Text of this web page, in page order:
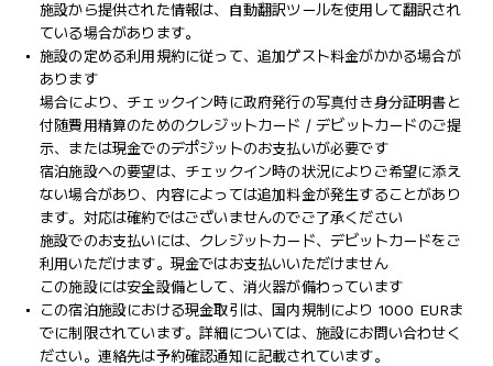
施設から提供された情報は、自動翻訳ツールを使用して翻訳され
ている場合があります。
施設の定める利用規約に従って、追加ゲスト料金がかかる場合が
あります
場合により、チェックイン時に政府発行の写真付き身分証明書と
付随費用精算のためのクレジットカード / デビットカードのご提
示、または現金でのデポジットのお支払いが必要です
宿泊施設への要望は、チェックイン時の状況によりご希望に添え
ない場合があり、内容によっては追加料金が発生することがあり
ます。対応は確約ではございませんのでご了承ください
施設でのお支払いには、クレジットカード、デビットカードをご
利用いただけます。現金ではお支払いいただけません
この施設には安全設備として、消火器が備わっています
この宿泊施設における現金取引は、国内規制により 1000 EURま
でに制限されています。詳細については、施設にお問い合わせく
ださい。連絡先は予約確認通知に記載されています。